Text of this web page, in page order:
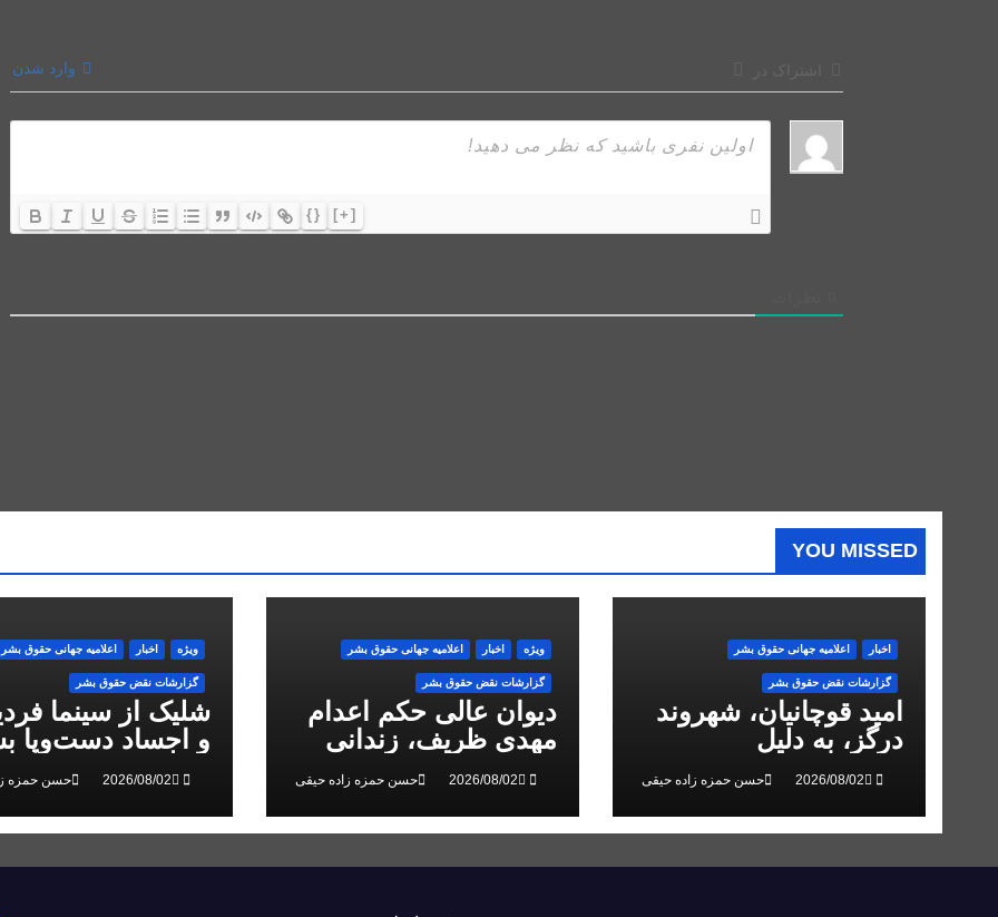
اشتراک در وارد شدن
{} [+]
YOU MISSED
اخبار اعلاميه جهانی حقوق بشر
گزارشات نقض حقوق بشر
امید قوچانیان، شهروند
درگز، به دلیل
«مخالفت» با حکومت به
۵ سال زندان محکوم
شد
حسن حمزه زاده حیقی
ویژه اخبار اعلاميه جهانی حقوق بشر
گزارشات نقض حقوق بشر
دیوان عالی حکم اعدام
مهدی ظریف، زندانی
انقلاب ملی، را تایید کرد
حسن حمزه زاده حیقی
ویژه اخبار اعلاميه جهانی حقوق بشر
گزارشات نقض حقوق بشر
شلیک از سینما
و اجساد دست‌وپا
سرکوب انقلاب
البرز
حسن حمزه